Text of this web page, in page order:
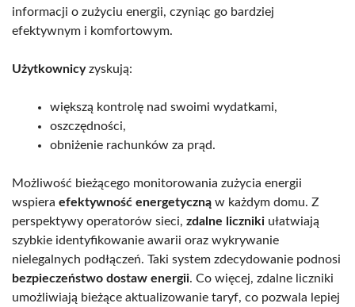
informacji o zużyciu energii, czyniąc go bardziej
efektywnym i komfortowym.
Użytkownicyzyskują:
większą kontrolę nad swoimi wydatkami,
oszczędności,
obniżenie rachunków za prąd.
Możliwość bieżącego monitorowania zużycia energii
wspiera efektywność energetyczną w każdym domu. Z
perspektywy operatorów sieci, zdalne liczniki ułatwiają
szybkie identyfikowanie awarii oraz wykrywanie
nielegalnych podłączeń. Taki system zdecydowanie podnosi
bezpieczeństwo dostaw energii. Co więcej, zdalne liczniki
umożliwiają bieżące aktualizowanie taryf, co pozwala lepiej